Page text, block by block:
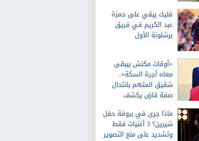
فليك يبقي على حمزة
عبد الكريم في فريق
برشلونة الأول
«أوقات مكنش بيبقى
معاه أجرة السكة»..
شقيق المتهم بانتحال
صفة قاضٍ يكشف
الواقعة
ماذا جرى في بروفة حفل
شيرين؟ 3 أغنيات فقط
وتشديد على منع التصوير